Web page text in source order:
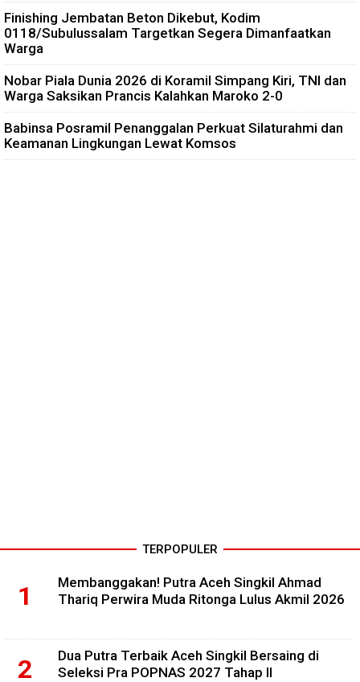
Finishing Jembatan Beton Dikebut, Kodim
0118/Subulussalam Targetkan Segera Dimanfaatkan
Warga
Nobar Piala Dunia 2026 di Koramil Simpang Kiri, TNI dan
Warga Saksikan Prancis Kalahkan Maroko 2-0
Babinsa Posramil Penanggalan Perkuat Silaturahmi dan
Keamanan Lingkungan Lewat Komsos
TERPOPULER
Membanggakan! Putra Aceh Singkil Ahmad
Thariq Perwira Muda Ritonga Lulus Akmil 2026
Dua Putra Terbaik Aceh Singkil Bersaing di
Seleksi Pra POPNAS 2027 Tahap II